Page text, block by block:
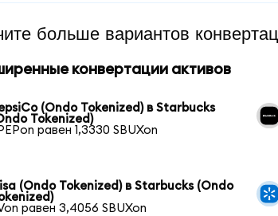
больше вариантов
конвертации активов
(Ondo Tokenized) в Starbucks
Tokenized)
равен 1,3330 SBUXon
(Ondo Tokenized) в Starbucks (Ondo
равен 3,4056 SBUXon